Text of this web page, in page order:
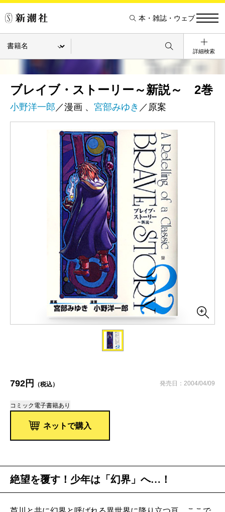
本・雑誌・ウェブ
詳細検索
ブレイブ・ストーリー～新説～ 2巻
小野洋一郎 ／漫画 、 宮部みゆき ／原案
792円 （税込） 発売日：2004/04/09
コミック 電子書籍あり
ネットで購入
絶望を覆す！少年は「幻界」へ…！